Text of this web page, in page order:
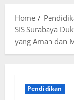
Home
SIS Surabaya
yang Aman dan
Pendidikan